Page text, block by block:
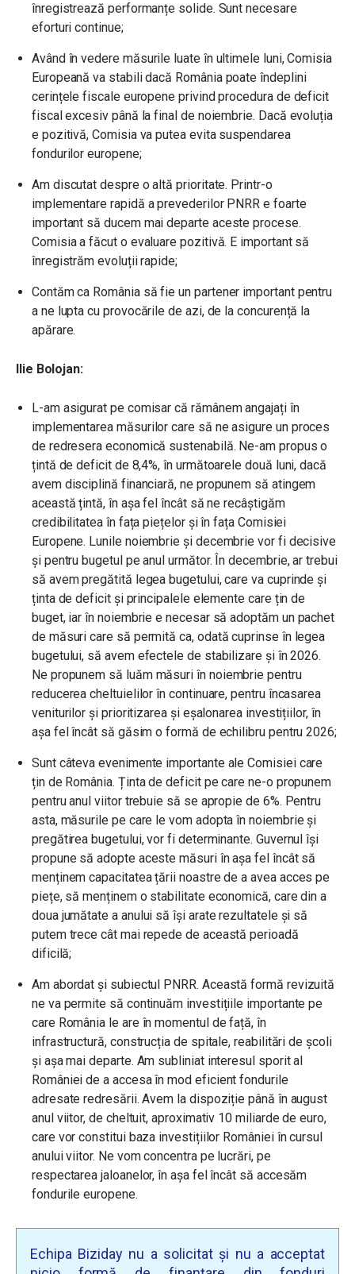
înregistrează performanțe solide. Sunt necesare
eforturi continue;
Având în vedere măsurile luate în ultimele luni, Comisia
Europeană va stabili dacă România poate îndeplini
cerințele fiscale europene privind procedura de deficit
fiscal excesiv până la final de noiembrie. Dacă evoluția
e pozitivă, Comisia va putea evita suspendarea
fondurilor europene;
Am discutat despre o altă prioritate. Printr-o
implementare rapidă a prevederilor PNRR e foarte
important să ducem mai departe aceste procese.
Comisia a făcut o evaluare pozitivă. E important să
înregistrăm evoluții rapide;
Contăm ca România să fie un partener important pentru
a ne lupta cu provocările de azi, de la concurență la
apărare.
Ilie Bolojan:
L-am asigurat pe comisar că rămânem angajați în
implementarea măsurilor care să ne asigure un proces
de redresera economică sustenabilă. Ne-am propus o
țintă de deficit de 8,4%, în următoarele două luni, dacă
avem disciplină financiară, ne propunem să atingem
această țintă, în așa fel încât să ne recâștigăm
credibilitatea în fața piețelor și în fața Comisiei
Europene. Lunile noiembrie și decembrie vor fi decisive
și pentru bugetul pe anul următor. În decembrie, ar trebui
să avem pregătită legea bugetului, care va cuprinde și
ținta de deficit și principalele elemente care țin de
buget, iar în noiembrie e necesar să adoptăm un pachet
de măsuri care să permită ca, odată cuprinse în legea
bugetului, să avem efectele de stabilizare și în 2026.
Ne propunem să luăm măsuri în noiembrie pentru
reducerea cheltuielilor în continuare, pentru încasarea
veniturilor și prioritizarea și eșalonarea investițiilor, în
așa fel încât să găsim o formă de echilibru pentru 2026;
Sunt câteva evenimente importante ale Comisiei care
țin de România. Ținta de deficit pe care ne-o propunem
pentru anul viitor trebuie să se apropie de 6%. Pentru
asta, măsurile pe care le vom adopta în noiembrie și
pregătirea bugetului, vor fi determinante. Guvernul își
propune să adopte aceste măsuri în așa fel încât să
menținem capacitatea țării noastre de a avea acces pe
piețe, să menținem o stabilitate economică, care din a
doua jumătate a anului să își arate rezultatele și să
putem trece cât mai repede de această perioadă
dificilă;
Am abordat și subiectul PNRR. Această formă revizuită
ne va permite să continuăm investițiile importante pe
care România le are în momentul de față, în
infrastructură, construcția de spitale, reabilitări de școli
și așa mai departe. Am subliniat interesul sporit al
României de a accesa în mod eficient fondurile
adresate redresării. Avem la dispoziție până în august
anul viitor, de cheltuit, aproximativ 10 miliarde de euro,
care vor constitui baza investițiilor României în cursul
anului viitor. Ne vom concentra pe lucrări, pe
respectarea jaloanelor, în așa fel încât să accesăm
fondurile europene.
Echipa Biziday nu a solicitat și nu a acceptat